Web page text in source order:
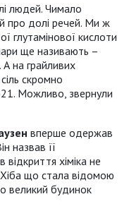
людей. Чимало
про долі речей. Ми ж
глутамінової кислоти
ще називають –
на грайливих
скромно
Можливо, звернули
вперше одержав
назвав її
хіміка не
Хіба що стала відомою
великий будинок